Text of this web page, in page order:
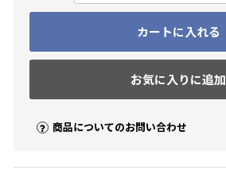
カートに入れる
お気に入りに追加
商品についてのお問い合わせ